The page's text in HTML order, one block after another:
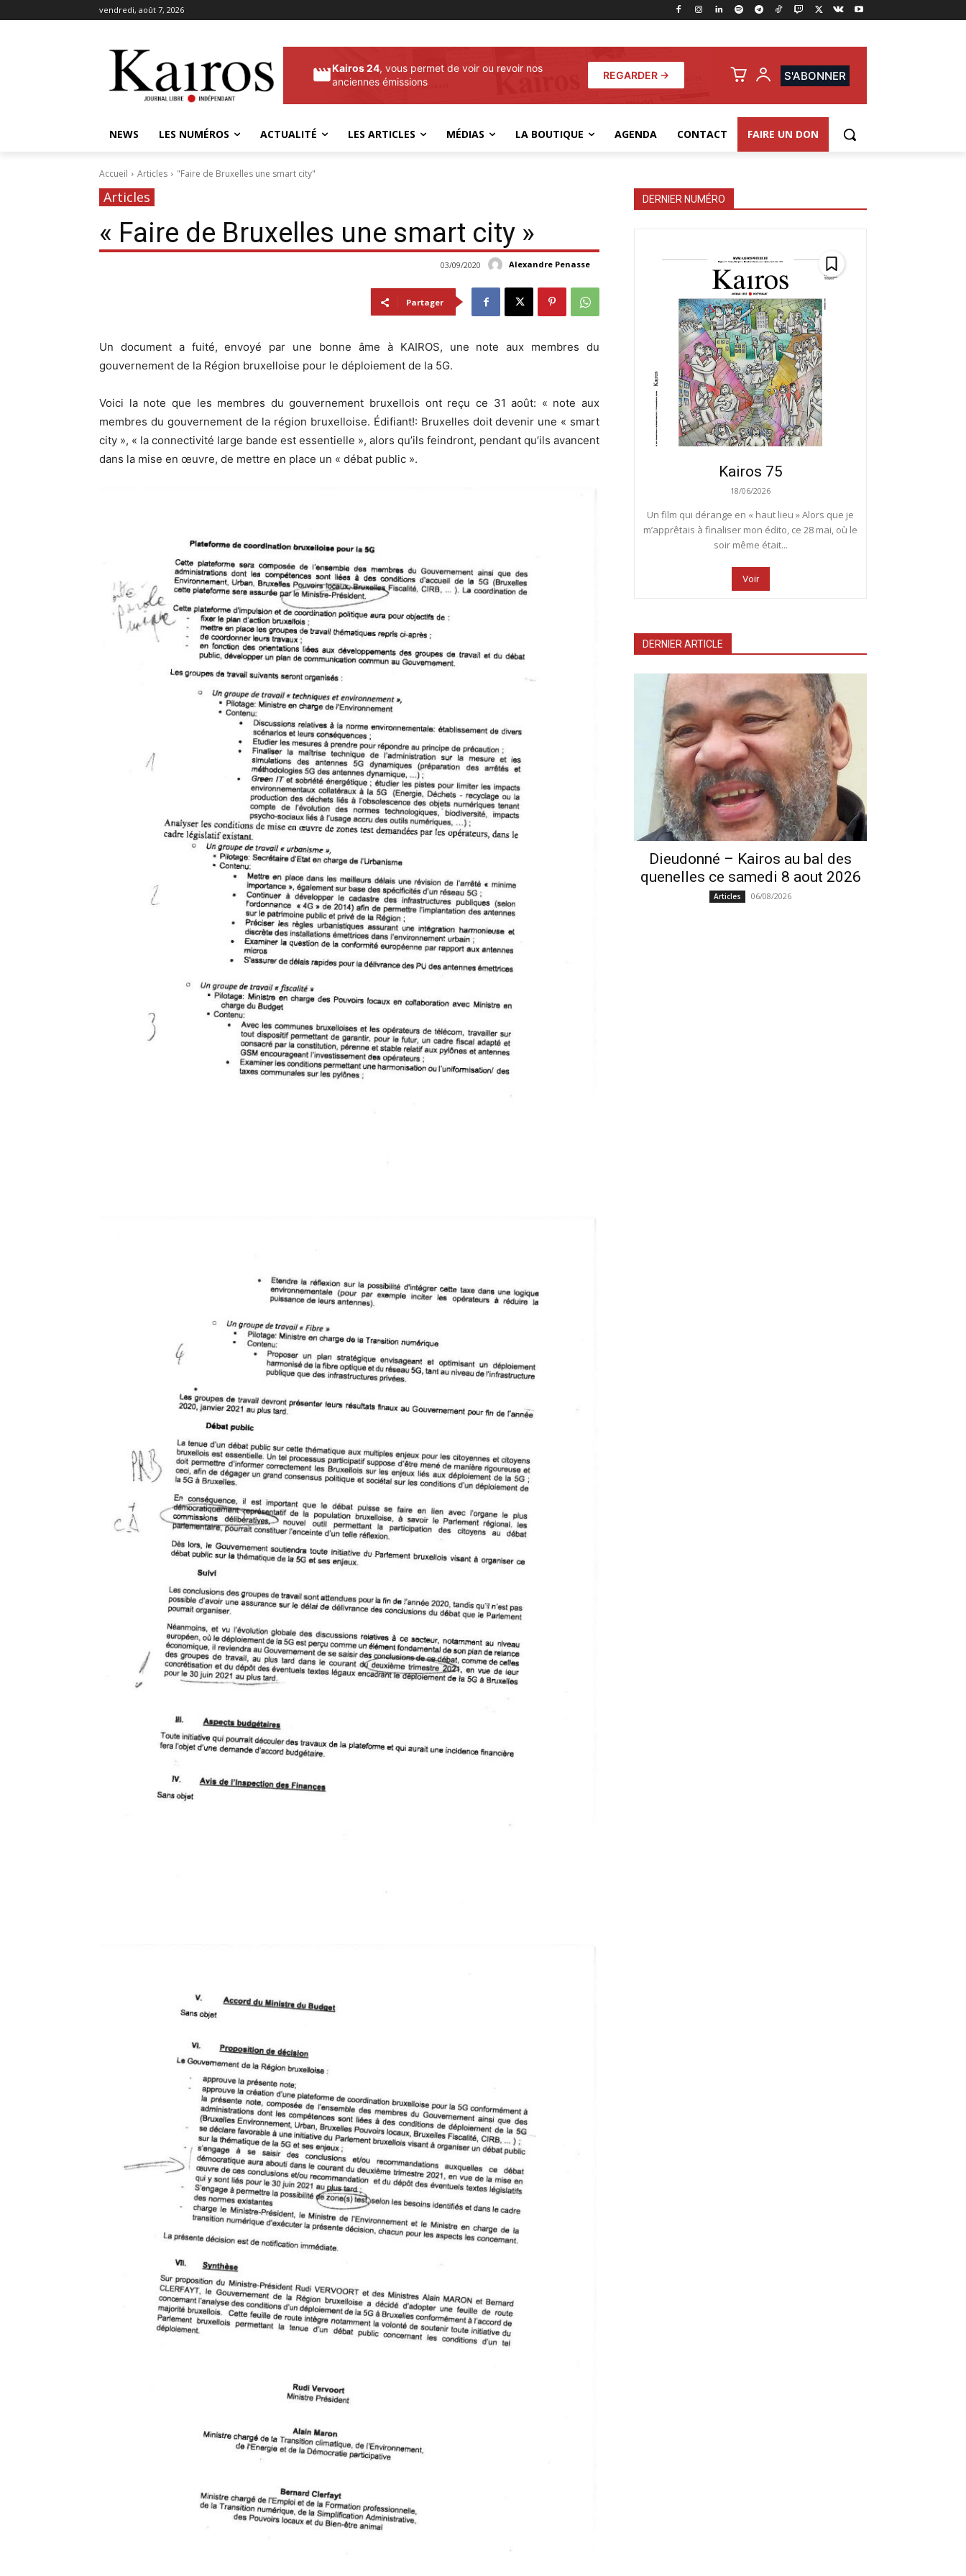
vendredi, août 7, 2026
Kairos 24, vous permet de voir ou revoir nos
anciennes émissions
REGARDER → S'ABONNER
NEWS LES NUMÉROS ACTUALITÉ LES ARTICLES MÉDIAS LA BOUTIQUE AGENDA CONTACT FAIRE UN DON
Accueil Articles "Faire de Bruxelles une smart city"
Articles
« Faire de Bruxelles une smart city »
Alexandre Penasse
03/09/2020
Partager
Un document a fuité, envoyé par une bonne âme à KAIROS, une note aux membres du
gouvernement de la Région bruxelloise pour le déploiement de la 5G.
Voici la note que les membres du gouvernement bruxellois ont reçu ce 31 août: « note aux
membres du gouvernement de la région bruxelloise. Édifiant!: Bruxelles doit devenir une « smart
city », « la connectivité large bande est essentielle », alors qu’ils feindront, pendant qu’ils avancent
dans la mise en œuvre, de mettre en place un « débat public ».
DERNIER NUMÉRO
Kairos 75
18/06/2026
Un film qui dérange en « haut lieu » Alors que je
m’apprêtais à finaliser mon édito, ce 28 mai, où le
soir même était...
Voir
DERNIER ARTICLE
Dieudonné – Kairos au bal des
quenelles ce samedi 8 aout 2026
Articles 06/08/2026